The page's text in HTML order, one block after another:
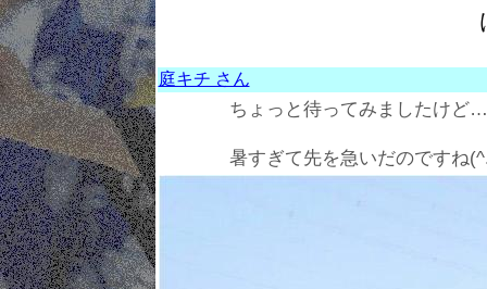
庭キチ さん
ちょっと待ってみましたけど…
暑すぎて先を急いだのですね